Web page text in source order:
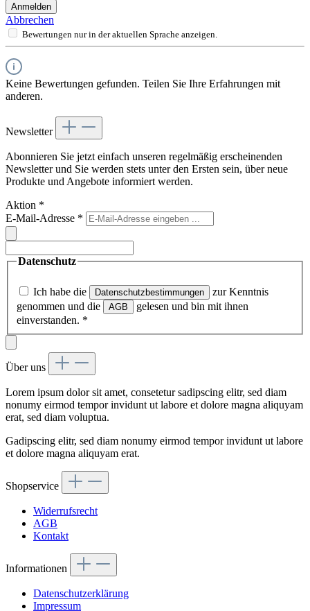
Anmelden
Abbrechen
Bewertungen nur in der aktuellen Sprache anzeigen.
Keine Bewertungen gefunden. Teilen Sie Ihre Erfahrungen mit
anderen.
Newsletter
Abonnieren Sie jetzt einfach unseren regelmäßig erscheinenden
Newsletter und Sie werden stets unter den Ersten sein, über neue
Produkte und Angebote informiert werden.
Aktion *
E-Mail-Adresse *
Datenschutz
Ich habe die Datenschutzbestimmungen
zur Kenntnis
genommen und die
AGB
gelesen und bin mit ihnen
einverstanden. *
Über uns
Lorem ipsum dolor sit amet, consetetur sadipscing elitr, sed diam
nonumy eirmod tempor invidunt ut labore et dolore magna aliquyam
erat, sed diam voluptua.
Gadipscing elitr, sed diam nonumy eirmod tempor invidunt ut labore
et dolore magna aliquyam erat.
Shopservice
Widerrufsrecht
AGB
Kontakt
Informationen
Datenschutzerklärung
Impressum